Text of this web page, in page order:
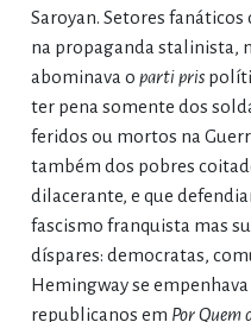
Saroyan. Setores
na propaganda stalinista,
abominava o parti pris
ter pena somente dos
feridos ou mortos na
também dos pobres
dilacerante, e que
fascismo franquista mas
díspares: democratas,
Hemingway se
republicanos em Por Quem